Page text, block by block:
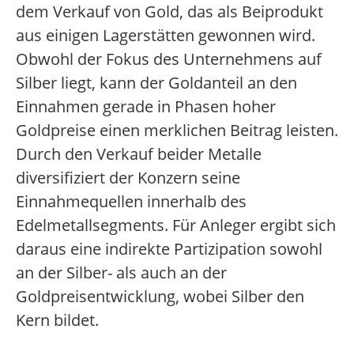
dem Verkauf von Gold, das als Beiprodukt
aus einigen Lagerstätten gewonnen wird.
Obwohl der Fokus des Unternehmens auf
Silber liegt, kann der Goldanteil an den
Einnahmen gerade in Phasen hoher
Goldpreise einen merklichen Beitrag leisten.
Durch den Verkauf beider Metalle
diversifiziert der Konzern seine
Einnahmequellen innerhalb des
Edelmetallsegments. Für Anleger ergibt sich
daraus eine indirekte Partizipation sowohl
an der Silber- als auch an der
Goldpreisentwicklung, wobei Silber den
Kern bildet.